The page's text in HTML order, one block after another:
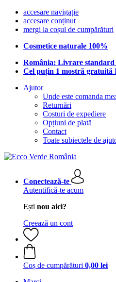
accesare navigație
accesare conținut
mergi la coșul de cumpărături
Cosmetice naturale 100%
România: Livrare
Cel puțin 1 mostră gratuită
Ajutor
Unde este comanda
Returnări
Costuri de expediere
Opțiuni de plată
Contact
Toate subiectele de
Conectează-te
Autentifică-te acum
Ești nou aici?
Creează un cont
Coș de cumpărături 0,00 lei